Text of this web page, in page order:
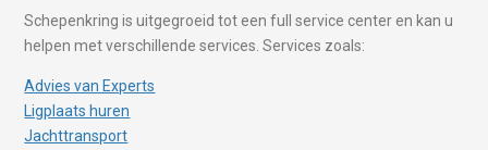
Schepenkring is uitgegroeid tot een full service center en kan u
helpen met verschillende services. Services zoals:
Advies van Experts
Ligplaats huren
Jachttransport